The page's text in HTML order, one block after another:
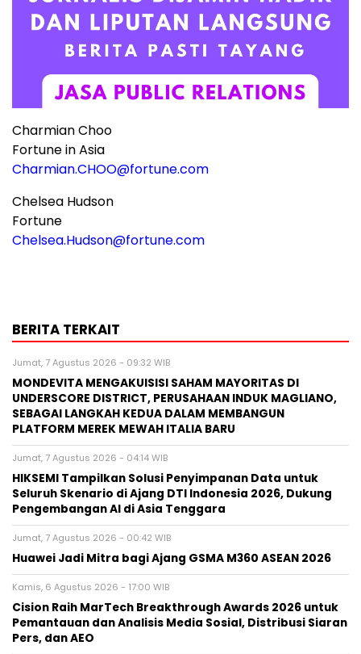
Charmian Choo
Fortune in Asia
Charmian.CHOO@fortune.com
Chelsea Hudson
Fortune
Chelsea.Hudson@fortune.com
BERITA TERKAIT
Jumat, 7 Agustus 2026 - 09:32 WIB
MONDEVITA MENGAKUISISI SAHAM MAYORITAS DI
UNDERSCORE DISTRICT, PERUSAHAAN INDUK MAGLIANO,
SEBAGAI LANGKAH KEDUA DALAM MEMBANGUN
PLATFORM MEREK MEWAH ITALIA BARU
Jumat, 7 Agustus 2026 - 04:14 WIB
HIKSEMI Tampilkan Solusi Penyimpanan Data untuk
Seluruh Skenario di Ajang DTI Indonesia 2026, Dukung
Pengembangan AI di Asia Tenggara
Jumat, 7 Agustus 2026 - 00:42 WIB
Huawei Jadi Mitra bagi Ajang GSMA M360 ASEAN 2026
Kamis, 6 Agustus 2026 - 17:00 WIB
Cision Raih MarTech Breakthrough Awards 2026 untuk
Pemantauan dan Analisis Media Sosial, Distribusi Siaran
Pers, dan AEO